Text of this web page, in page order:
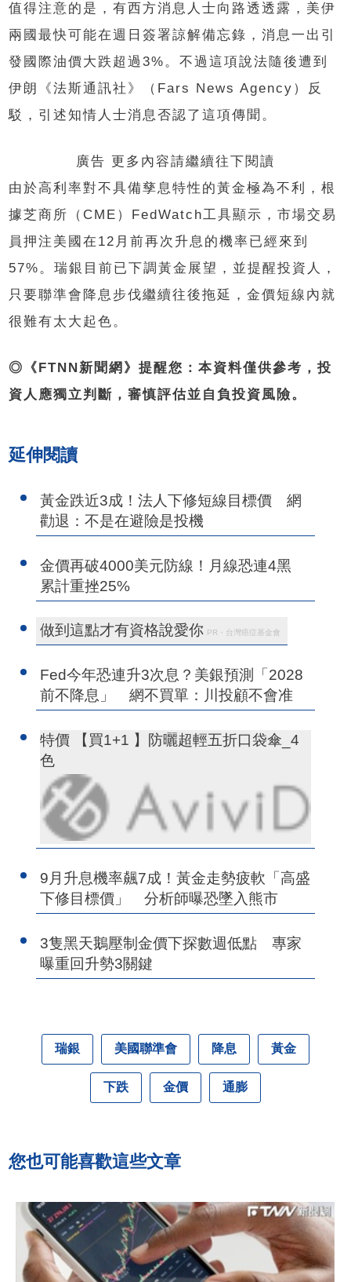
值得注意的是，有西方消息人士向路透透露，美伊
兩國最快可能在週日簽署諒解備忘錄，消息一出引
發國際油價大跌超過3%。不過這項說法隨後遭到
伊朗《法斯通訊社》（Fars News Agency）反
駁，引述知情人士消息否認了這項傳聞。
廣告 更多內容請繼續往下閱讀
由於高利率對不具備孳息特性的黃金極為不利，根
據芝商所（CME）FedWatch工具顯示，市場交易
員押注美國在12月前再次升息的機率已經來到
57%。瑞銀目前已下調黃金展望，並提醒投資人，
只要聯準會降息步伐繼續往後拖延，金價短線內就
很難有太大起色。
◎《FTNN新聞網》提醒您：本資料僅供參考，投
資人應獨立判斷，審慎評估並自負投資風險。
延伸閱讀
黃金跌近3成！法人下修短線目標價 網
勸退：不是在避險是投機
金價再破4000美元防線！月線恐連4黑
累計重挫25%
做到這點才有資格說愛你 PR・台灣癌症基金會
Fed今年恐連升3次息？美銀預測「2028
前不降息」 網不買單：川投顧不會准
特價 【買1+1 】防曬超輕五折口袋傘_4
色
9月升息機率飆7成！黃金走勢疲軟「高盛
下修目標價」 分析師曝恐墜入熊市
3隻黑天鵝壓制金價下探數週低點 專家
曝重回升勢3關鍵
瑞銀 美國聯準會 降息 黃金
下跌 金價 通膨
您也可能喜歡這些文章